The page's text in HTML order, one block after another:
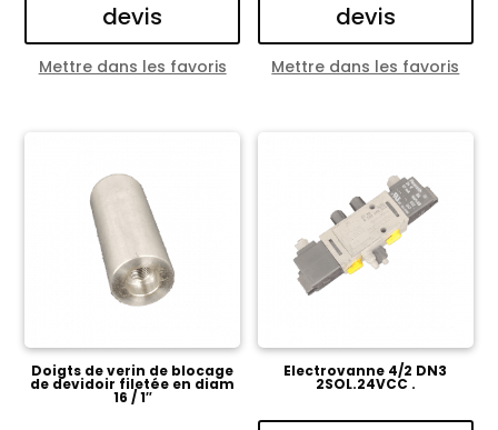
devis
Mettre dans les favoris
devis
Mettre dans les favoris
Doigts de verin de blocage
de devidoir filetée en diam
16 / 1″
Electrovanne 4/2 DN3
2SOL.24VCC .